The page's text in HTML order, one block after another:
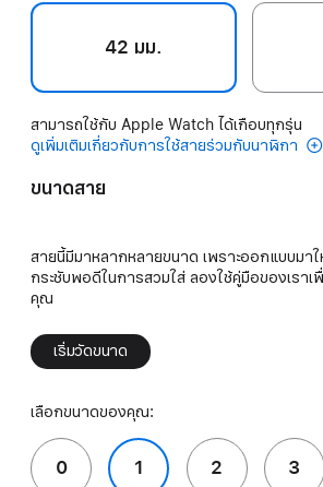
42 มม.
สามารถใช้กับ Apple Watch ได้เกือบทุกรุ่น
ดูเพิ่มเติมเกี่ยวกับการใช้สายร่วมกับนาฬิกา
ขนาดสาย
สายนี้มีมาหลากหลายขนาด เพราะออกแบบมา
กระชับพอดีในการสวมใส่ ลองใช้คู่มือของเรา
คุณ
เริ่มวัดขนาด
เลือกขนาดของคุณ:
0 1 2 3